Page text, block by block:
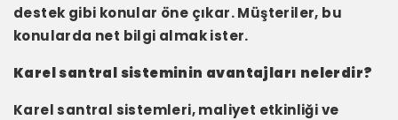
destek gibi konular öne çıkar. Müşteriler, bu
konularda net bilgi almak ister.
Karel santral sisteminin avantajları nelerdir?
Karel santral sistemleri, maliyet etkinliği ve